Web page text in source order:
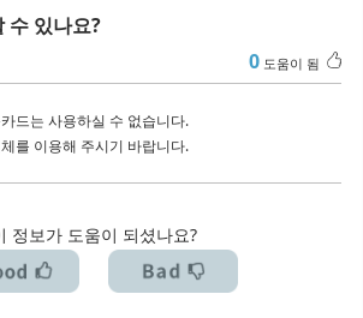
機能対応について
레임이 출력되지 않습니다
Editor에서 생성한 파일(cmo3, can3, moc3)
에 Cubism Editor, Cubism SDK, 샘플 모델을
하지 않고 FREE 버전을 이용하고 싶다
겠어요
모션은 새로운 Cubism SDK에서 사용할 수
수 있나요?
0 도움이 됨
드는 사용하실 수 없습니다.
를 이용해 주시기 바랍니다.
정보가 도움이 되셨나요?